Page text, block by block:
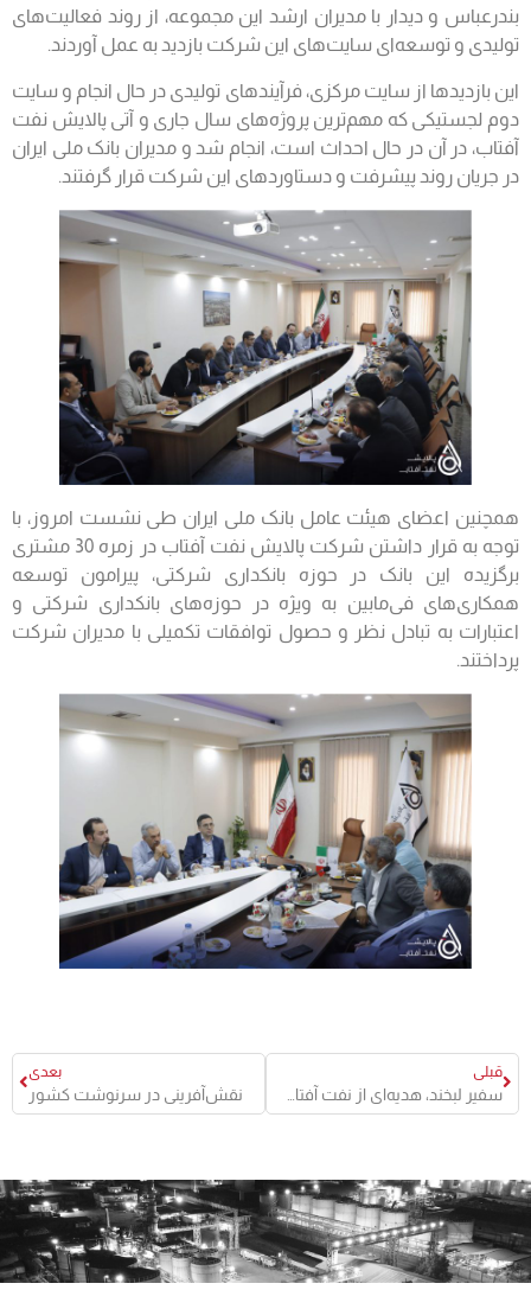
بندرعباس و دیدار با مدیران ارشد این مجموعه، از روند فعالیت‌های
تولیدی و توسعه‌ای سایت‌های این شرکت بازدید به عمل آوردند.
این بازدیدها از سایت مرکزی، فرآیندهای تولیدی در حال انجام و سایت
دوم لجستیکی که مهم‌ترین پروژه‌های سال جاری و آتی پالایش نفت
آفتاب، در آن در حال احداث است، انجام شد و مدیران بانک ملی ایران
در جریان روند پیشرفت و دستاوردهای این شرکت قرار گرفتند.
همچنین اعضای هیئت عامل بانک ملی ایران طی نشست امروز، با
توجه به قرار داشتن شرکت پالایش نفت آفتاب در زمره 30 مشتری
برگزیده این بانک در حوزه بانکداری شرکتی، پیرامون توسعه
همکاری‌های فی‌مابین به ویژه در حوزه‌های بانکداری شرکتی و
اعتبارات به تبادل نظر و حصول توافقات تکمیلی با مدیران شرکت
پرداختند.
قبلی بعدی
نقش‌آفرینی در سرنوشت کشور